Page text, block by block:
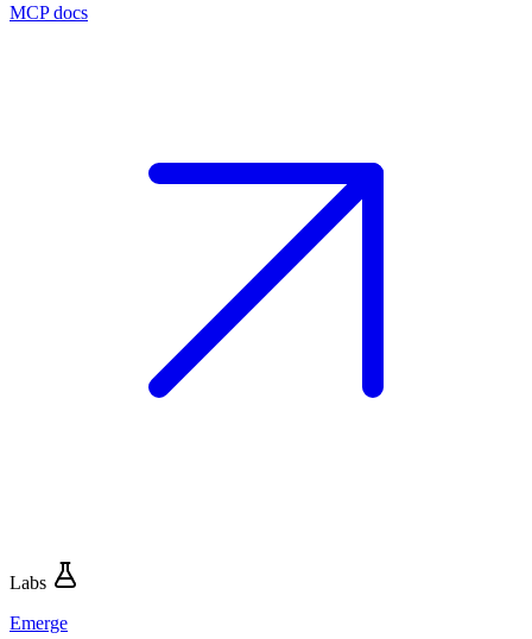
MCP docs
Labs
Emerge